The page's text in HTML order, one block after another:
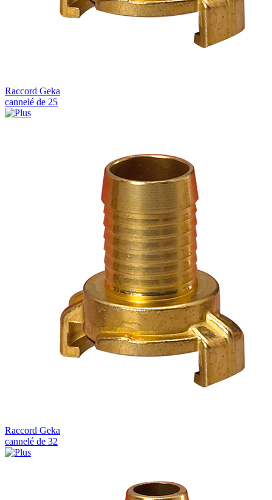
Raccord Geka
cannelé de 25
Raccord Geka
cannelé de 32